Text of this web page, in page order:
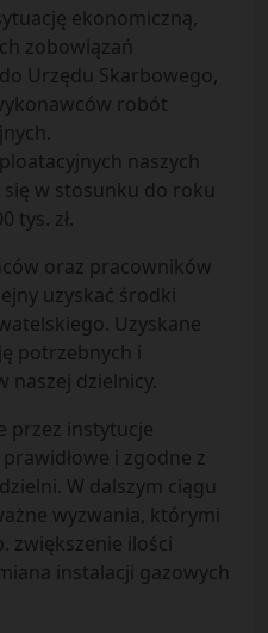
ekonomiczną,
zobowiązań
Urzędu Skarbowego,
robót
naszych
się w stosunku do roku
tys. zł.
oraz pracowników
uzyskać środki
Uzyskane
potrzebnych i
naszej dzielnicy.
przez instytucje
i zgodne z
W dalszym ciągu
wyzwania, którymi
zwiększenie ilości
instalacji gazowych